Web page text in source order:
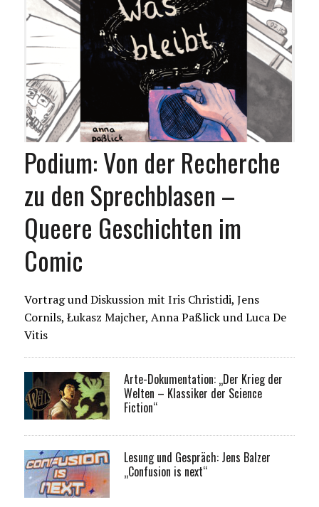
Podium: Von der Recherche
zu den Sprechblasen –
Queere Geschichten im
Comic
Vortrag und Diskussion mit Iris Christidi, Jens
Cornils, Łukasz Majcher, Anna Paßlick und Luca De
Vitis
Arte-Dokumentation: „Der Krieg der
Welten – Klassiker der Science
Fiction“
Lesung und Gespräch: Jens Balzer
„Confusion is next“